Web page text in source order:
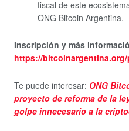
fiscal de este
ONG Bitcoin Argentina.
Inscripción y más
https://
Te puede interesar: ONG
proyecto de reforma de la
golpe innecesario a la